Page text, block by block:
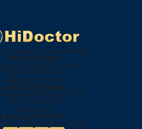
nossos consultores
0800 979 0400
a sexta: 8h às 21h30
Sábado: 8h às 20h
Suporte técnico
0 xx 32 2102 0866
a sexta: 7h30 às 21h30
Sábado: 8h às 20h
Financeiro
0 xx 32 2102 0851
a sexta: 7h30 às 18h30